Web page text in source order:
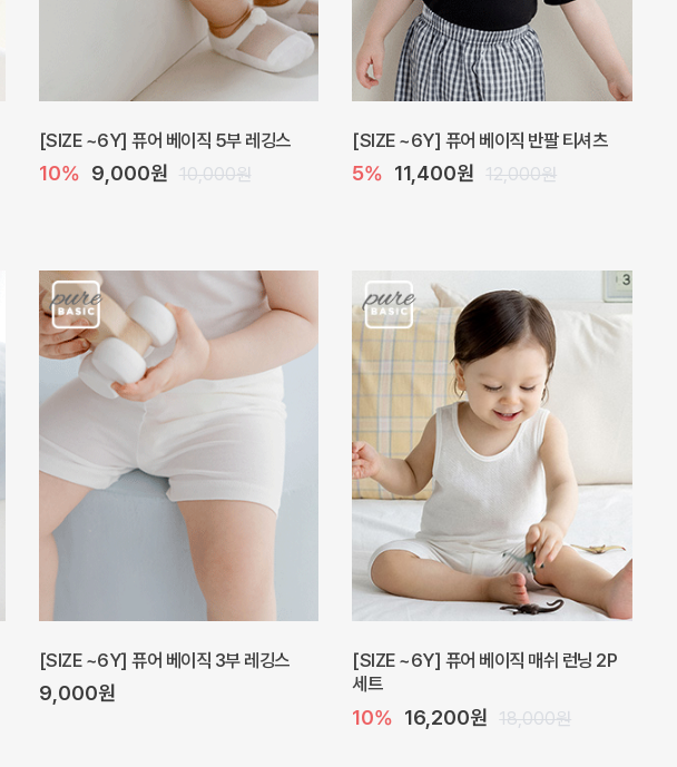
[SIZE ~6Y] 퓨어 베이직 5부 레깅스
10% 9,000원 10,000원
[SIZE ~6Y] 퓨어 베이직 반팔 티셔츠
5% 11,400원 12,000원
[SIZE ~6Y] 퓨어 베이직 3부 레깅스
9,000원
[SIZE ~6Y] 퓨어 베이직 매쉬 런닝 2P
세트
10% 16,200원 18,000원